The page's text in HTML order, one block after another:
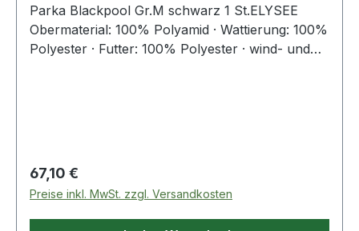
Parka Blackpool Gr.M schwarz 1 St.ELYSEE
Obermaterial: 100% Polyamid · Wattierung: 100%
Polyester · Futter: 100% Polyester · wind- und
Schlüsselband mit Metall-Karabiner · abzippbare
Sturmkapuze · hoher Kragen mit Fleecefutter
zum Schutz vor Witterung · warmes Fleece-
Innenfutter im Oberkörperbereich · wattiertes
Regulärer Preis:
67,10 €
Preise inkl. MwSt. zzgl. Versandkosten